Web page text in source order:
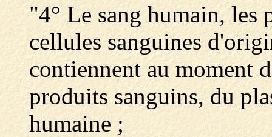
"4° Le sang humain, les
cellules sanguines
contiennent au moment
produits sanguins, du
humaine ;